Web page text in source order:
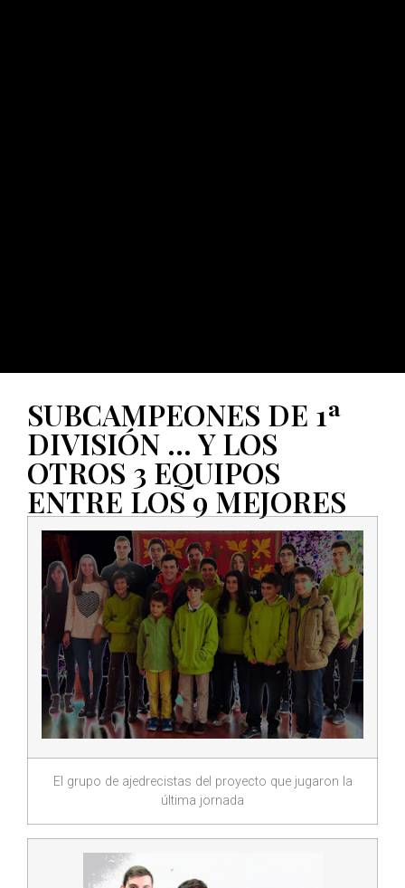
SUBCAMPEONES DE 1ª
DIVISIÓN … Y LOS
OTROS 3 EQUIPOS
ENTRE LOS 9 MEJORES
El grupo de ajedrecistas del proyecto que jugaron la
última jornada